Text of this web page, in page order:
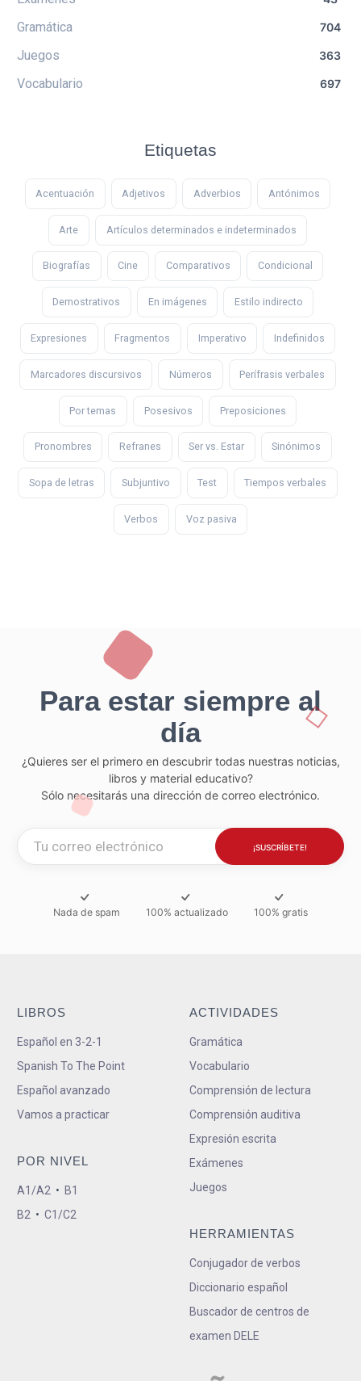
Gramática 704
Juegos 363
Vocabulario 697
Etiquetas
Acentuación Adjetivos Adverbios Antónimos
Arte Artículos determinados e indeterminados
Biografías Cine Comparativos Condicional
Demostrativos En imágenes Estilo indirecto
Expresiones Fragmentos Imperativo Indefinidos
Marcadores discursivos Números Perífrasis verbales
Por temas Posesivos Preposiciones
Pronombres Refranes Ser vs. Estar Sinónimos
Sopa de letras Subjuntivo Test Tiempos verbales
Verbos Voz pasiva
Para estar siempre al
día
¿Quieres ser el primero en descubrir todas nuestras noticias,
libros y material educativo?
Sólo necesitarás una dirección de correo electrónico.
Nada de spam 100% actualizado 100% gratis
LIBROS
Español en 3-2-1
Spanish To The Point
Español avanzado
Vamos a practicar
POR NIVEL
A1/A2 • B1
B2 • C1/C2
ACTIVIDADES
Gramática
Vocabulario
Comprensión de lectura
Comprensión auditiva
Expresión escrita
Exámenes
Juegos
HERRAMIENTAS
Conjugador de verbos
Diccionario español
Buscador de centros de
examen DELE